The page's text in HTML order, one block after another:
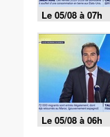
Le 05/08 à 07h
Le 05/08 à 06h